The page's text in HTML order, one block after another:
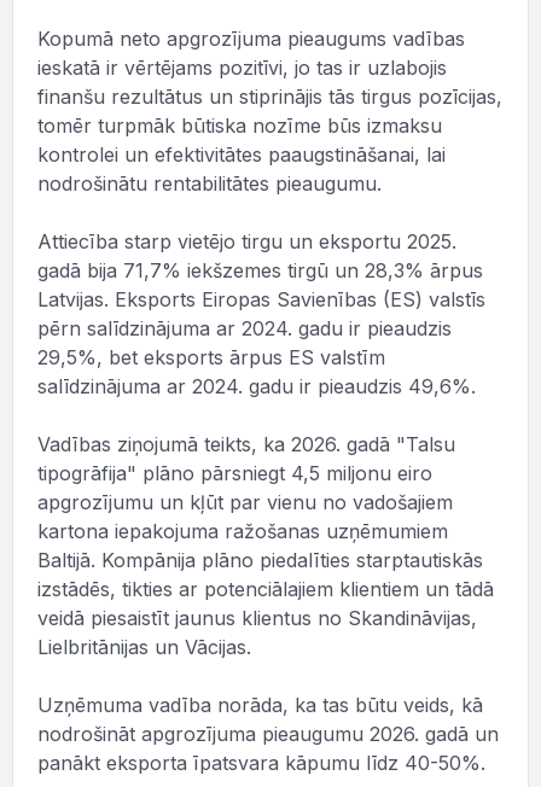
Kopumā neto apgrozījuma pieaugums vadības
ieskatā ir vērtējams pozitīvi, jo tas ir uzlabojis
finanšu rezultātus un stiprinājis tās tirgus pozīcijas,
tomēr turpmāk būtiska nozīme būs izmaksu
kontrolei un efektivitātes paaugstināšanai, lai
nodrošinātu rentabilitātes pieaugumu.
Attiecība starp vietējo tirgu un eksportu 2025.
gadā bija 71,7% iekšzemes tirgū un 28,3% ārpus
Latvijas. Eksports Eiropas Savienības (ES) valstīs
pērn salīdzinājuma ar 2024. gadu ir pieaudzis
29,5%, bet eksports ārpus ES valstīm
salīdzinājuma ar 2024. gadu ir pieaudzis 49,6%.
Vadības ziņojumā teikts, ka 2026. gadā "Talsu
tipogrāfija" plāno pārsniegt 4,5 miljonu eiro
apgrozījumu un kļūt par vienu no vadošajiem
kartona iepakojuma ražošanas uzņēmumiem
Baltijā. Kompānija plāno piedalīties starptautiskās
izstādēs, tikties ar potenciālajiem klientiem un tādā
veidā piesaistīt jaunus klientus no Skandināvijas,
Lielbritānijas un Vācijas.
Uzņēmuma vadība norāda, ka tas būtu veids, kā
nodrošināt apgrozījuma pieaugumu 2026. gadā un
panākt eksporta īpatsvara kāpumu līdz 40-50%.